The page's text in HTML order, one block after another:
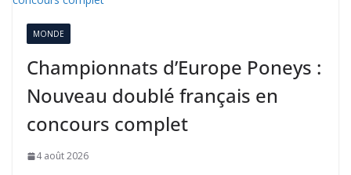
MONDE
Championnats d’Europe Poneys :
Nouveau doublé français en
concours complet
4 août 2026